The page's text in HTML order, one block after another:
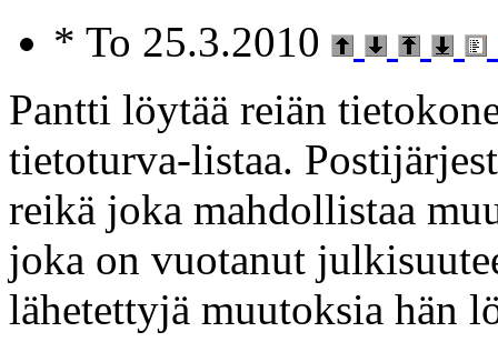
* To 25.3.2010
Pantti löytää reiän
tietoturva-listaa.
reikä joka mahdollistaa
joka on vuotanut
lähetettyjä muutoksia hän